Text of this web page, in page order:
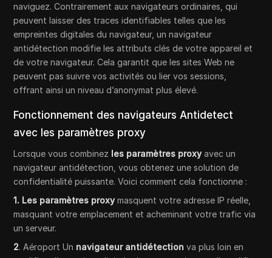
naviguez. Contrairement aux navigateurs ordinaires, qui
peuvent laisser des traces identifiables telles que les
empreintes digitales du navigateur, un navigateur
antidétection modifie les attributs clés de votre appareil et
de votre navigateur. Cela garantit que les sites Web ne
peuvent pas suivre vos activités ou lier vos sessions,
offrant ainsi un niveau d’anonymat plus élevé.
Fonctionnement des navigateurs Antidetect
avec les paramètres proxy
Lorsque vous combinez les paramètres proxyavec un
navigateur antidétection, vous obtenez une solution de
confidentialité puissante. Voici comment cela fonctionne :
1. Les paramètres proxymasquent votre adresse IP réelle,
masquant votre emplacement et acheminant votre trafic via
un serveur.
2. Aéroport Un navigateur antidétection va plus loin en